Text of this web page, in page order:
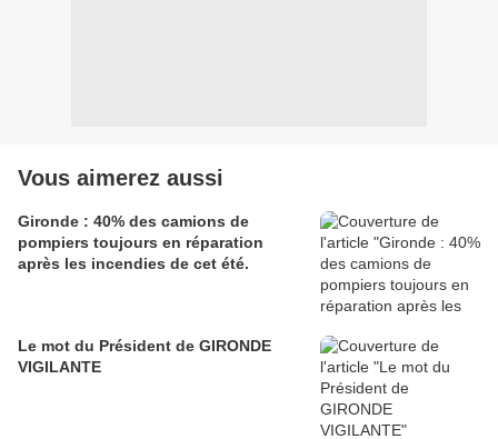
Vous aimerez aussi
Gironde : 40% des camions de
pompiers toujours en réparation
après les incendies de cet été.
Le mot du Président de GIRONDE
VIGILANTE